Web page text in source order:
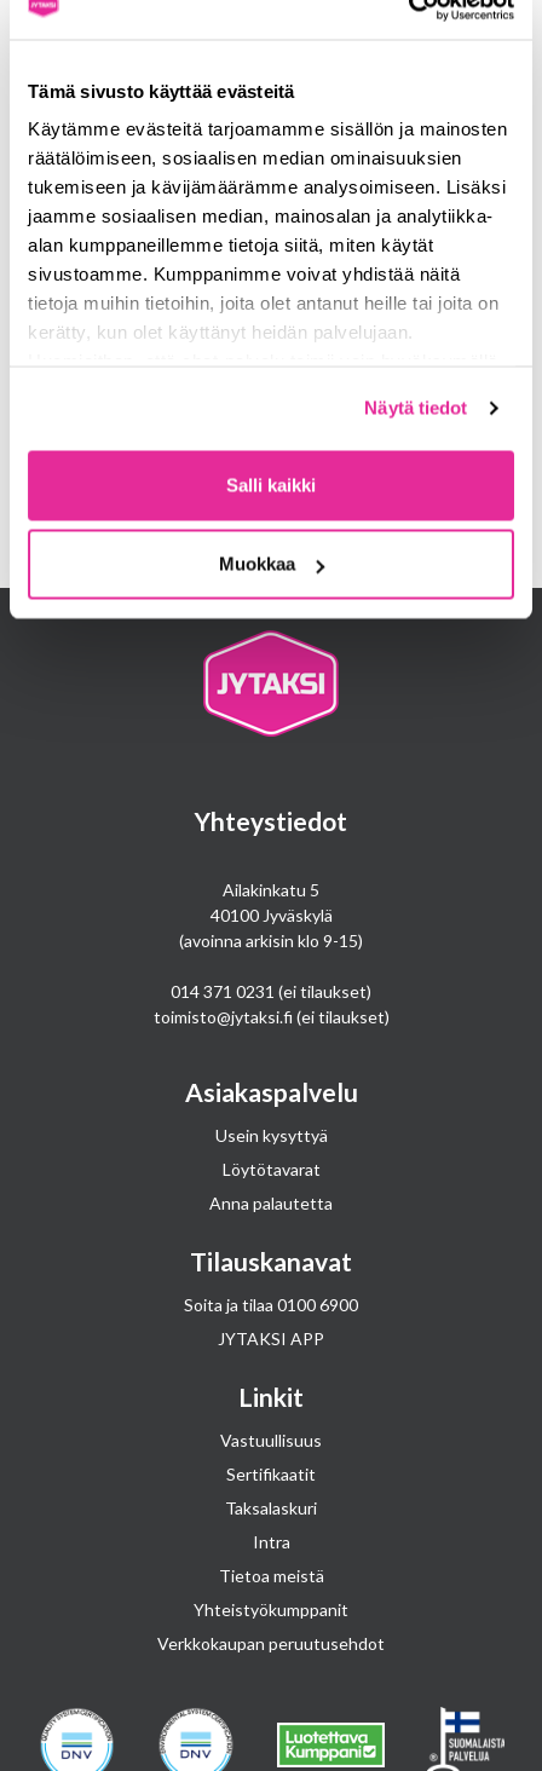
Tämä sivusto käyttää evästeitä
Käytämme evästeitä tarjoamamme sisällön ja mainosten
räätälöimiseen, sosiaalisen median ominaisuuksien
tukemiseen ja kävijämäärämme analysoimiseen. Lisäksi
jaamme sosiaalisen median, mainosalan ja analytiikka-
alan kumppaneillemme tietoja siitä, miten käytät
sivustoamme. Kumppanimme voivat yhdistää näitä
tietoja muihin tietoihin, joita olet antanut heille tai joita on
kerätty, kun olet käyttänyt heidän palvelujaan.
Näytä tiedot
Salli kaikki
Muokkaa
Yhteystiedot
Ailakinkatu 5
40100 Jyväskylä
(avoinna arkisin klo 9-15)
014 371 0231 (ei tilaukset)
toimisto@jytaksi.fi (ei tilaukset)
Asiakaspalvelu
Usein kysyttyä
Löytötavarat
Anna palautetta
Tilauskanavat
Soita ja tilaa 0100 6900
JYTAKSI APP
Linkit
Vastuullisuus
Sertifikaatit
Taksalaskuri
Intra
Tietoa meistä
Yhteistyökumppanit
Verkkokaupan peruutusehdot